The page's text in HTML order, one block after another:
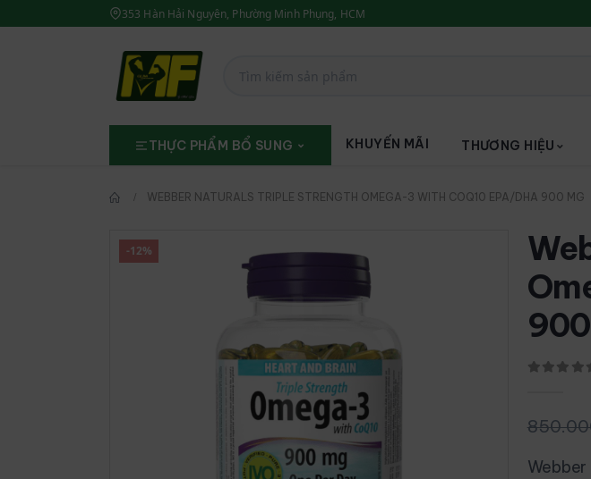
353 Hàn Hải Nguyên, Phường Minh Phụng, HCM
THỰC PHẨM BỔ SUNG KHUYẾN MÃI THƯƠNG HIỆU
WEBBER NATURALS TRIPLE STRENGTH OMEGA-3 WITH COQ10 EPA/DHA 900 MG
-12%